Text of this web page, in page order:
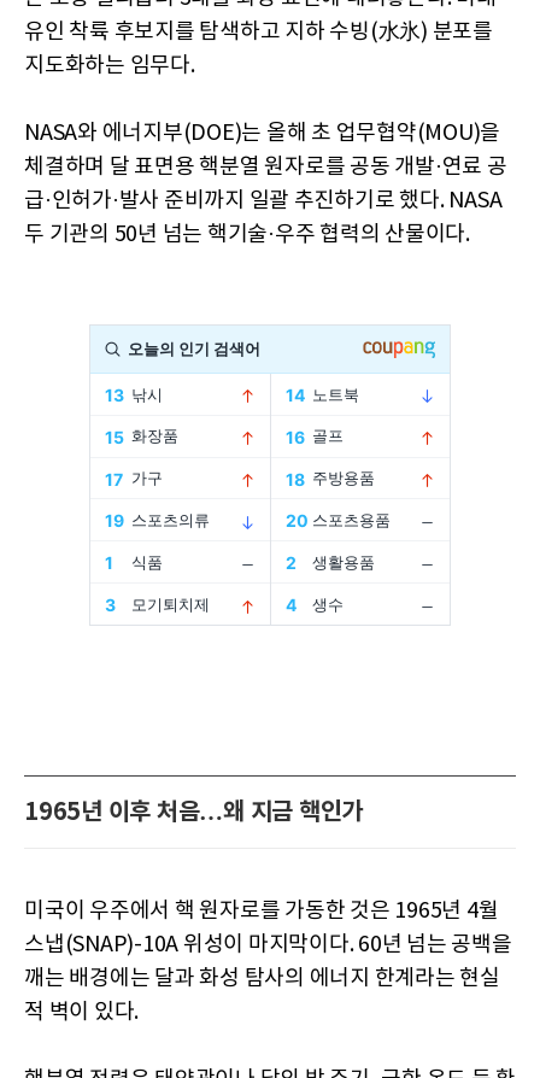
유인 착륙 후보지를 탐색하고 지하 수빙(水氷) 분포를
지도화하는 임무다.
NASA와 에너지부(DOE)는 올해 초 업무협약(MOU)을
체결하며 달 표면용 핵분열 원자로를 공동 개발·연료 공
급·인허가·발사 준비까지 일괄 추진하기로 했다. NASA
두 기관의 50년 넘는 핵기술·우주 협력의 산물이다.
1965년 이후 처음…왜 지금 핵인가
미국이 우주에서 핵 원자로를 가동한 것은 1965년 4월
스냅(SNAP)-10A 위성이 마지막이다. 60년 넘는 공백을
깨는 배경에는 달과 화성 탐사의 에너지 한계라는 현실
적 벽이 있다.